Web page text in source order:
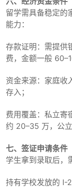
留学需具备稳定的
能力：
存款证明：需提供
费，金额一般
资金来源：家庭收
存入；
费用覆盖：私立寄
约 20–35 万，公
七、签证申请条件
学生拿到录取后，
持有学校发放的 I-